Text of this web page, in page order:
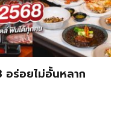
อร่อยไม่อั้นหลาก